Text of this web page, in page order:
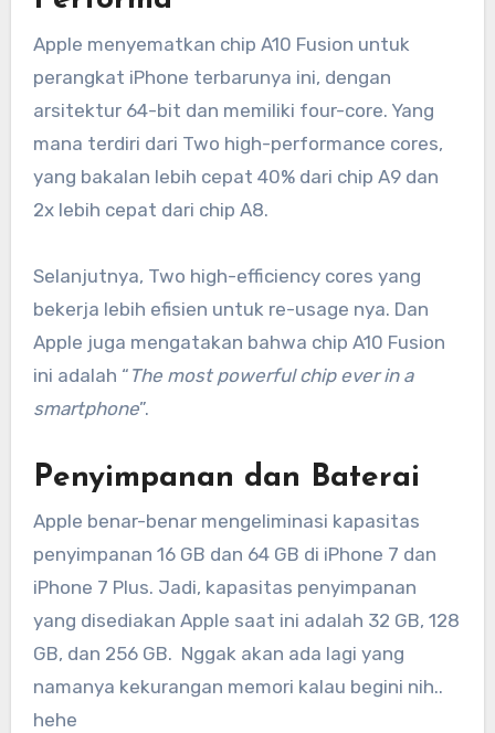
Apple menyematkan chip A10 Fusion untuk
perangkat iPhone terbarunya ini, dengan
arsitektur 64-bit dan memiliki four-core. Yang
mana terdiri dari Two high-performance cores,
yang bakalan lebih cepat 40% dari chip A9 dan
2x lebih cepat dari chip A8.
Selanjutnya, Two high-efficiency cores yang
bekerja lebih efisien untuk re-usage nya. Dan
Apple juga mengatakan bahwa chip A10 Fusion
ini adalah “ The most powerful chip ever in a
smartphone”.
Penyimpanan dan Baterai
Apple benar-benar mengeliminasi kapasitas
penyimpanan 16 GB dan 64 GB di iPhone 7 dan
iPhone 7 Plus. Jadi, kapasitas penyimpanan
yang disediakan Apple saat ini adalah 32 GB, 128
GB, dan 256 GB. Nggak akan ada lagi yang
namanya kekurangan memori kalau begini nih..
hehe